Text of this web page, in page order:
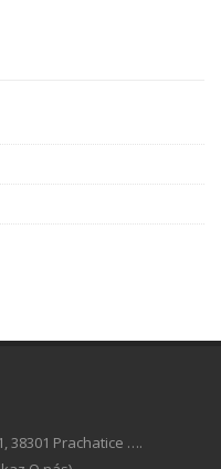
38301 Prachatice ….